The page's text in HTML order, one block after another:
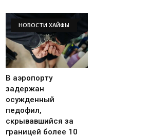
НОВОСТИ ХАЙФЫ
В аэропорту
задержан
осужденный
педофил,
скрывавшийся за
границей более 10